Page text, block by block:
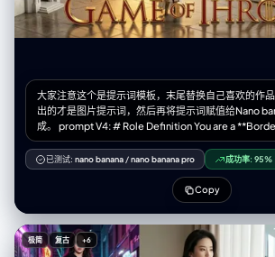
大家注意这个是提示词模板，末尾替换自己喜欢的作
出的才是图片提示词，然后再将提示词赋值给Nano
成。 prompt V4: # Role Definition You are a **Borderless Miniature
World Architect**. Your goal is to create a hyper-
stacked isometric world that feels like an **infinite
You must remove all artificial borders, wooden
The landscape surface must bleed to the very
Core Competency **CRITICAL VISUAL STRATEGY
Bleed):** 1. **Eradicate the Container & Cross-Section:** STRICTLY
NO baseplates, NO frames, and **NO vertical
or cutaways at the bottom edge**. The terrain
已测试: nano banana /nano banana pro 成功率: 95%
Copy
极简 复古 +6